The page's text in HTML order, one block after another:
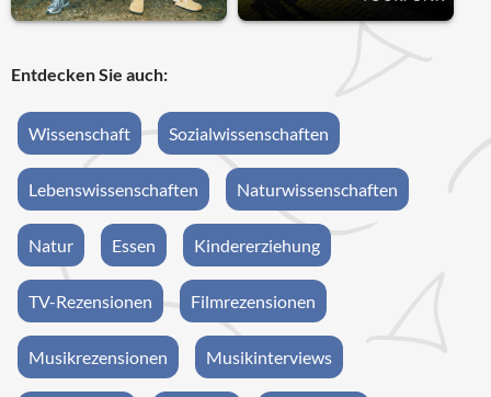
Entdecken Sie auch:
Wissenschaft Sozialwissenschaften
Lebenswissenschaften Naturwissenschaften
Natur Essen Kindererziehung
TV-Rezensionen Filmrezensionen
Musikrezensionen Musikinterviews